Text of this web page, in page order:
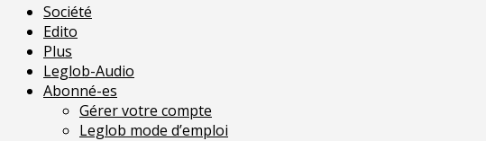
Société
Edito
Plus
Leglob-Audio
Abonné-es
Gérer votre compte
Leglob mode d’emploi